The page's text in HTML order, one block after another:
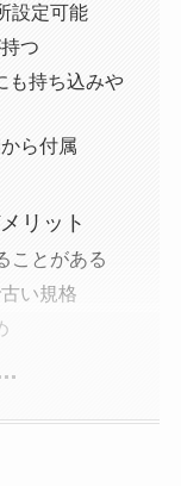
設定可能
つ
も持ち込みや
ら付属
リット
ことがある
い規格